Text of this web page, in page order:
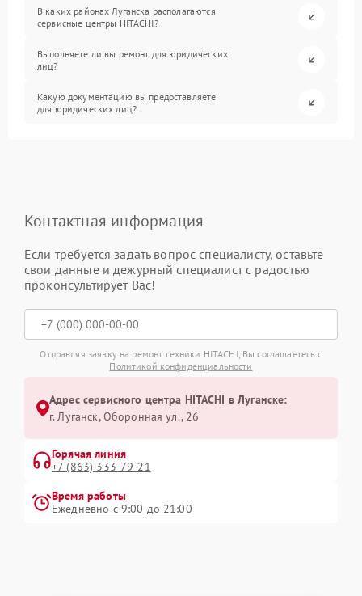
В каких районах Луганска располагаются
сервисные центры HITACHI?
Выполняете ли вы ремонт для юридических
лиц?
Какую документацию вы предоставляете
для юридических лиц?
Контактная информация
Если требуется задать вопрос специалисту, оставьте
свои данные и дежурный специалист с радостью
проконсультирует Вас!
Отправляя заявку на ремонт техники HITACHI, Вы соглашаетесь с
Политикой конфиденциальности
Адрес сервисного центра HITACHI в Луганске:
г. Луганск, Оборонная ул., 26
Горячая линия
+7 (863) 333-79-21
Время работы
Ежедневно с 9:00 до 21:00